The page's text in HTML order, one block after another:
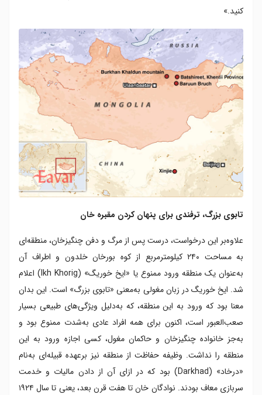
کنید.»
تابوی بزرگ، ترفندی برای پنهان کردن مقبره خان
علاوه‌بر این درخواست، درست پس از مرگ و دفن چنگیزخان، منطقه‌ای
به مساحت ۲۴۰ کیلومترمربع از کوه بورخان خلدون و اطراف آن
به‌عنوان یک منطقه ورود ممنوع یا «ایخ خوریگ» (Ikh Khorig) اعلام
شد. ایخ خوریگ در زبان مغولی به‌معنی «تابوی بزرگ» است. این بدان
معنا بود که ورود به این منطقه، که به‌دلیل ویژگی‌های طبیعی بسیار
صعب‌العبور است، اکنون برای همه افراد عادی به‌شدت ممنوع بود و
به‌جز خانواده چنگیزخان و حاکمان مغول، کسی اجازه ورود به این
منطقه را نداشت. وظیفه حفاظت از منطقه نیز برعهده قبیله‌ای به‌نام
«درخاد» (Darkhad) بود که در ازای آن از دادن مالیات و خدمت
سربازی معاف بودند. نوادگان خان تا هفت قرن بعد، یعنی تا سال ۱۹۲۴